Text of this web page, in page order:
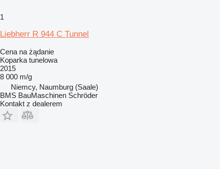
1
Liebherr R 944 C Tunnel
Cena na żądanie
Koparka tunelowa
2015
8 000 m/g
Niemcy, Naumburg (Saale)
BMS BauMaschinen Schröder
Kontakt z dealerem